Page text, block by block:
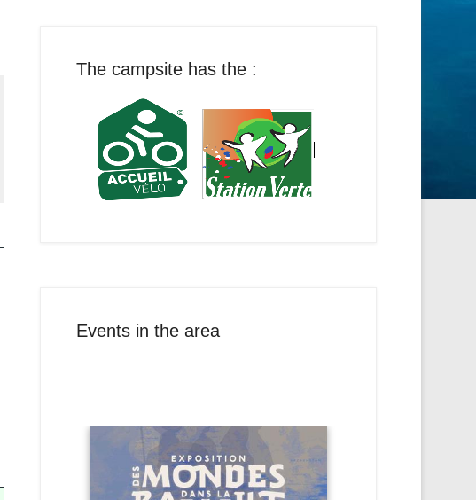
The campsite has the :
Events in the area